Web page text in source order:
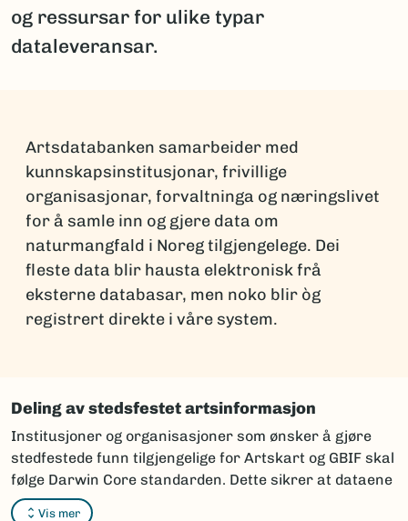
og ressursar for ulike typar
dataleveransar.
Artsdatabanken samarbeider med
kunnskapsinstitusjonar, frivillige
organisasjonar, forvaltninga og næringslivet
for å samle inn og gjere data om
naturmangfald i Noreg tilgjengelege. Dei
fleste data blir hausta elektronisk frå
eksterne databasar, men noko blir òg
registrert direkte i våre system.
Deling av stedsfestet artsinformasjon
Vis mer
Institusjoner og organisasjoner som ønsker å gjøre
stedfestede funn tilgjengelige for Artskart og GBIF skal
følge Darwin Core standarden. Dette sikrer at dataene
kan integreres og vises korrekt i karttjenestene.